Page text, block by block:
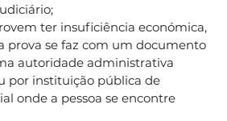
ter insuficiência económica,
prova se faz com um documento
autoridade administrativa
por instituição pública de
onde a pessoa se encontre